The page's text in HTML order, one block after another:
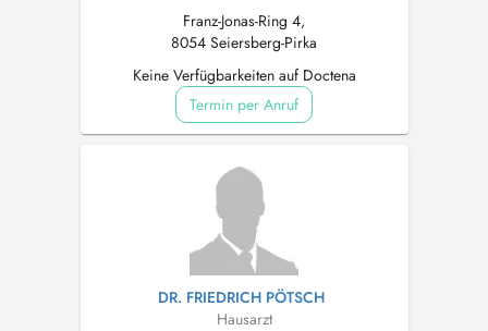
Franz-Jonas-Ring 4,
8054 Seiersberg-Pirka
Keine Verfügbarkeiten auf Doctena
Termin per Anruf
DR. FRIEDRICH PÖTSCH
Hausarzt